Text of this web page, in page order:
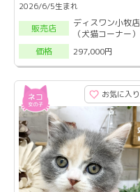
2026/6/5生まれ
販売店
ディスワン小牧店
（犬猫コーナー）
価格
297,000円
お気に入り